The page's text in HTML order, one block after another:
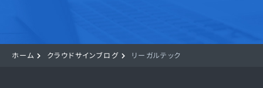
ホーム クラウドサインブログ リーガルテック